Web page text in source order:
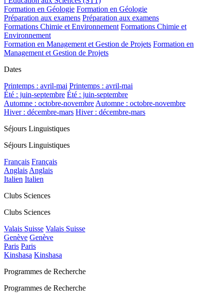
Formation en Géologie Formation en Géologie
Préparation aux examens Préparation aux examens
Formations Chimie et Environnement Formations Chimie et
Environnement
Formation en Management et Gestion de Projets Formation en
Management et Gestion de Projets
Dates
Printemps : avril-mai Printemps : avril-mai
Été : juin-septembre Été : juin-septembre
Automne : octobre-novembreAutomne : octobre-novembre
Hiver : décembre-mars Hiver : décembre-mars
Séjours Linguistiques
Séjours Linguistiques
Français Français
AnglaisAnglais
Italien Italien
Clubs Sciences
Clubs Sciences
Valais Suisse Valais Suisse
Genève Genève
Paris Paris
Kinshasa Kinshasa
Programmes de Recherche
Programmes de Recherche